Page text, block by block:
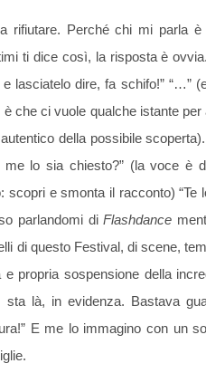
rifiutare. Perché chi mi parla
ti dice così, la risposta è
lasciatelo dire, fa schifo!” “…”
che ci vuole qualche istante
della possibile
lo sia chiesto?” (la voce è
scopri e smonta il racconto)
parlandomi diFlashdance
di questo Festival, di scene,
propria sospensione della
sta là, in evidenza. Bastava
E me lo immagino con un